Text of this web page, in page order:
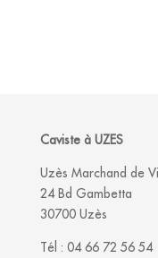
Caviste à UZES
Uzès Marchand de
24 Bd Gambetta
30700 Uzès
Tél : 04 66 72 56 54